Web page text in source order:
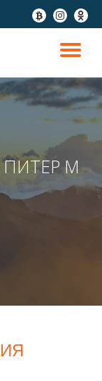
fa-
btc
fa-
instagram
fa-
М